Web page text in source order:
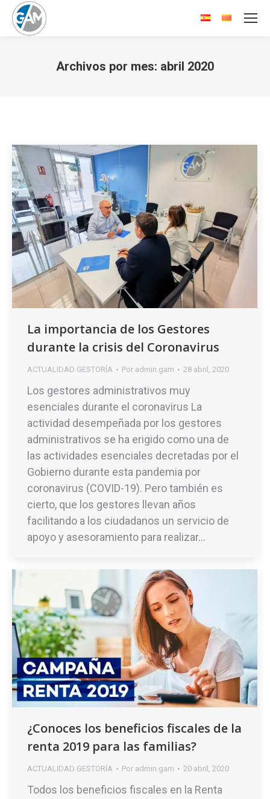
Archivos por mes: abril 2020
La importancia de los Gestores
durante la crisis del Coronavirus
ACTUALIDAD GESTORÍA Por admin.gam 28 abril, 2020
Los gestores administrativos muy
esenciales durante el coronavirus La
actividad desempeñada por los gestores
administrativos se ha erigido como una de
las actividades esenciales decretadas por el
Gobierno durante esta pandemia por
coronavirus (COVID-19). Pero también es
cierto, que los gestores llevan años
facilitando a los ciudadanos un servicio de
apoyo y asesoramiento para realizar…
¿Conoces los beneficios fiscales de la
renta 2019 para las familias?
ACTUALIDAD GESTORÍA Por admin.gam 20 abril, 2020
Todos los beneficios fiscales en la Renta